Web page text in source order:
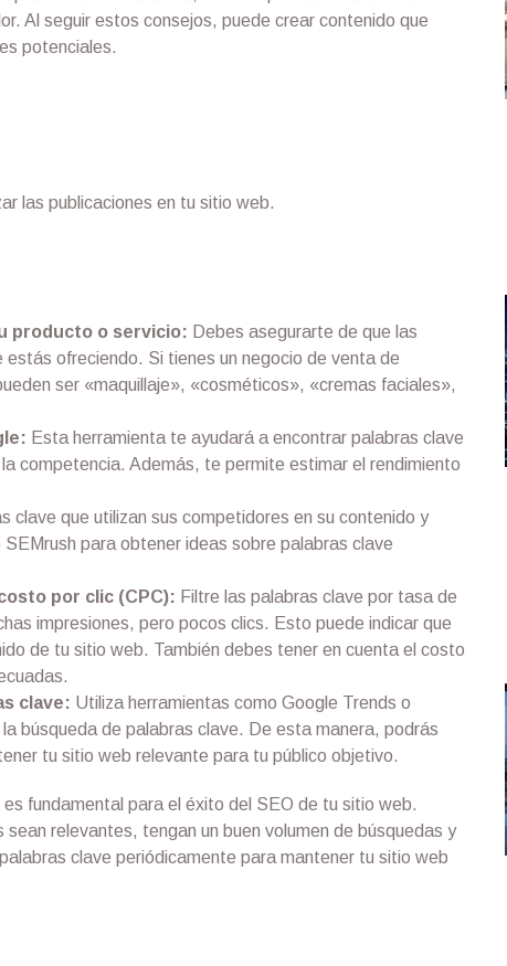
Al seguir estos consejos, puede crear contenido que
potenciales.
las publicaciones en tu sitio web.
producto o servicio: Debes asegurarte de que las
ofreciendo. Si tienes un negocio de venta de
ser «maquillaje», «cosméticos», «cremas faciales»,
Esta herramienta te ayudará a encontrar palabras clave
competencia. Además, te permite estimar el rendimiento
clave que utilizan sus competidores en su contenido y
para obtener ideas sobre palabras clave
por clic (CPC): Filtre las palabras clave por tasa de
impresiones, pero pocos clics. Esto puede indicar que
de tu sitio web. También debes tener en cuenta el costo
clave: Utiliza herramientas como Google Trends o
búsqueda de palabras clave. De esta manera, podrás
tu sitio web relevante para tu público objetivo.
fundamental para el éxito del SEO de tu sitio web.
relevantes, tengan un buen volumen de búsquedas y
clave periódicamente para mantener tu sitio web